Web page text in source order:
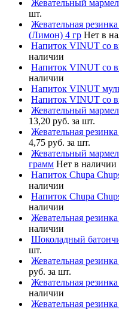
Жевательный
шт.
Жевательная
(Лимон) 4 гр Нет в
Напиток VINUT со
наличии
Напиток VINUT со
наличии
Напиток VINUT
Напиток VINUT со
Жевательный
13,20 руб. за шт.
Жевательная
4,75 руб. за шт.
Жевательный
грамм Нет в наличии
Напиток Chupa
наличии
Напиток Chupa
наличии
Жевательная
наличии
Шоколадный
шт.
Жевательная
руб. за шт.
Жевательная
наличии
Жевательная